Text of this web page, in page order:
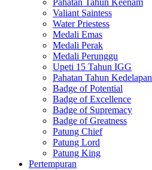
Pahatan Tahun Keenam
Valiant Saintess
Water Priestess
Medali Emas
Medali Perak
Medali Perunggu
Upeti 15 Tahun IGG
Pahatan Tahun Kedelapan
Badge of Potential
Badge of Excellence
Badge of Supremacy
Badge of Greatness
Patung Chief
Patung Lord
Patung King
Pertempuran